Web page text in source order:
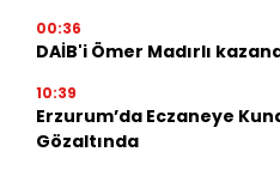
00:36
DAİB'i Ömer Madırlı
10:39
Erzurum’da Eczaneye
Gözaltında